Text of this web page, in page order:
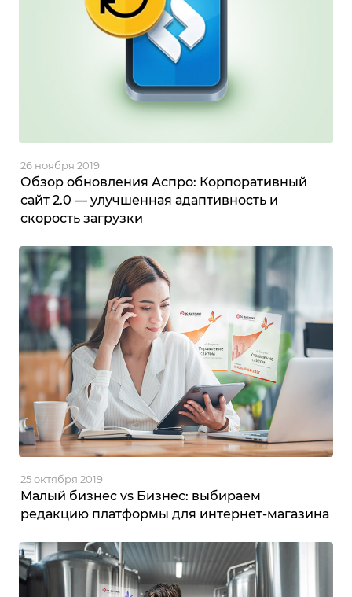
Обзор обновления Аспро: Корпоративный
сайт 2.0 — улучшенная адаптивность и
скорость загрузки
26 ноября 2019
Малый бизнес vs Бизнес: выбираем
редакцию платформы для интернет-магазина
25 октября 2019